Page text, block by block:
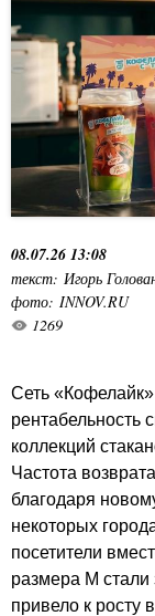
08.07.26 13:08
текст: Игорь
фото: INNOV.RU
1269
Сеть
рентабельность
коллекций
Частота
благодаря
некоторых
посетители
размера М стали
привело к росту